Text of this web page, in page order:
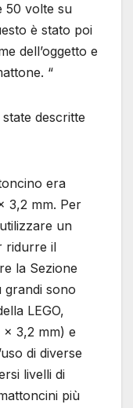
50 volte su
è stato poi
dell’oggetto e
“
descritte
era
3,2 mm. Per
un
ridurre il
la Sezione
grandi sono
LEGO,
3,2 mm) e
di diverse
livelli di
più